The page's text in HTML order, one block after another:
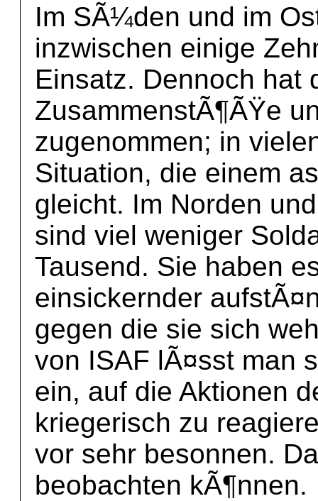
Im SÃ¼den und im
inzwischen einige
Einsatz. Dennoch hat
ZusammenstÃ¶ÃŸe
zugenommen; in
Situation, die einem
gleicht. Im Norden
sind viel weniger
Tausend. Sie haben
einsickernder
gegen die sie sich
von ISAF lÃ¤sst man
ein, auf die Aktionen
kriegerisch zu
vor sehr besonnen.
beobachten kÃ¶nnen.